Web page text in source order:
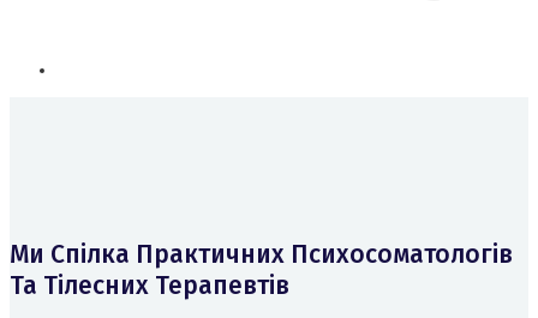
Ми Спілка Практичних Психосоматологів
Та Тілесних Терапевтів